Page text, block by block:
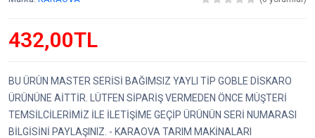
432,00TL
BU ÜRÜN MASTER SERİSİ BAĞIMSIZ YAYLI TİP GOBLE DİSKARO
ÜRÜNÜNE AİTTİR. LÜTFEN SİPARİŞ VERMEDEN ÖNCE MÜŞTERİ
TEMSİLCİLERİMİZ İLE İLETİŞİME GEÇİP ÜRÜNÜN SERİ NUMARASI
BİLGİSİNİ PAYLAŞINIZ. - KARAOVA TARIM MAKİNALARI